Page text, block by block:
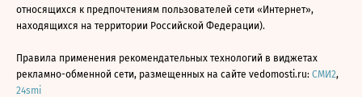
относящихся к предпочтениям пользователей сети «Интернет»,
находящихся на территории Российской Федерации).
Правила применения рекомендательных технологий в виджетах
рекламно-обменной сети, размещенных на сайте vedomosti.ru: СМИ2,
24smi